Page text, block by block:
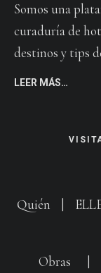
Somos una
curaduría de
destinos y tips
LEER MÁS…
Quién
Obras